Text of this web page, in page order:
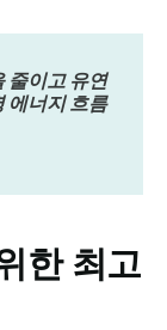
줄이고 유연
에너지 흐름
한 최고